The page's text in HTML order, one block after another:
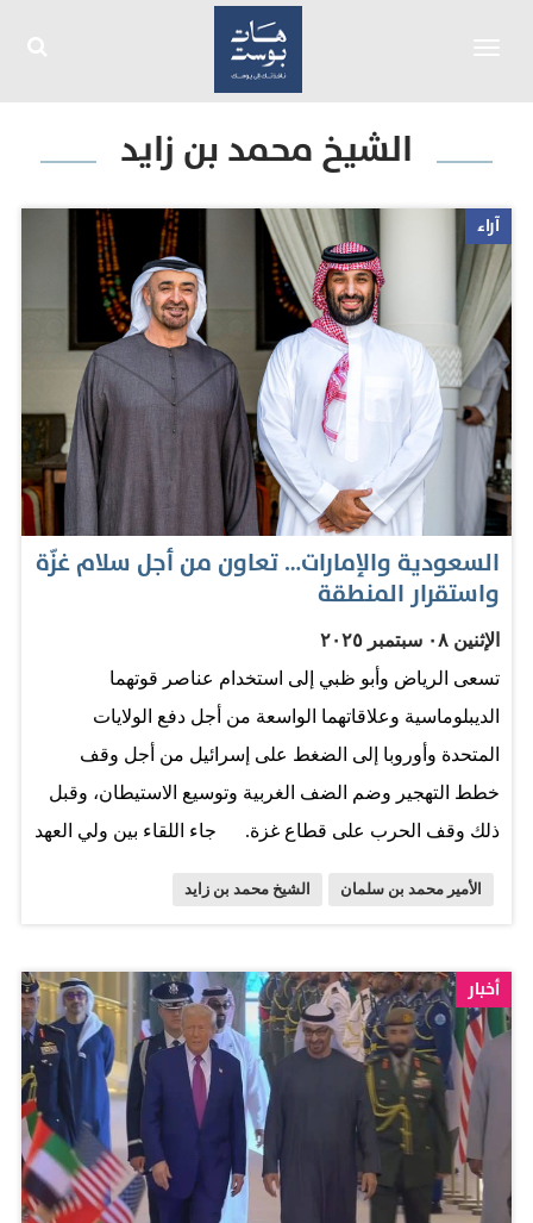
الشيخ محمد بن زايد
آراء
السعودية والإمارات… تعاون من أجل سلام غزّة
واستقرار المنطقة
الإثنين ٠٨ سبتمبر ٢٠٢٥
تسعى الرياض وأبو ظبي إلى استخدام عناصر قوتهما
الديبلوماسية وعلاقاتهما الواسعة من أجل دفع الولايات
المتحدة وأوروبا إلى الضغط على إسرائيل من أجل وقف
خطط التهجير وضم الضف الغربية وتوسيع الاستيطان، وقبل
ذلك وقف الحرب على قطاع غزة. جاء اللقاء بين ولي العهد
حلول عملانية لما تمر به المنطقة من أزمات. ففي ظل حرب
غزة، وتصاعد الدعوات الإسرائيلية إلى التهجير، تبدو الحاجة
ملحة لعملٍ عربي قادرٍ على كبح الانزلاق نحو الفوضى، وتثبيت
أسس الاستقرار. الرياض أظهرت أن فعلها الإنساني في الملف
الفلسطيني ليس هامشياً من خلال "مركز الملك سلمان
للإغاثة"، إذ وُجهت آلاف الأطنان من الغذاء والدواء
ومستلزمات الإيواء إلى غزة، مدعومة بحملة تبرعات جمعت
الأمير محمد بن سلمان الشيخ محمد بن زايد
أخبار